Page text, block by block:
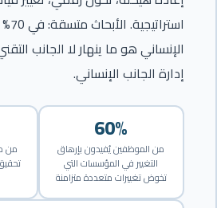
الإنساني هو ما ينهار لا الجانب
إدارة الجانب الإنساني.
من
60%
من الموظفين يُفيدون بإرهاق
التغيير في المؤسسات التي
تخوض تغييرات متعددة متزامنة